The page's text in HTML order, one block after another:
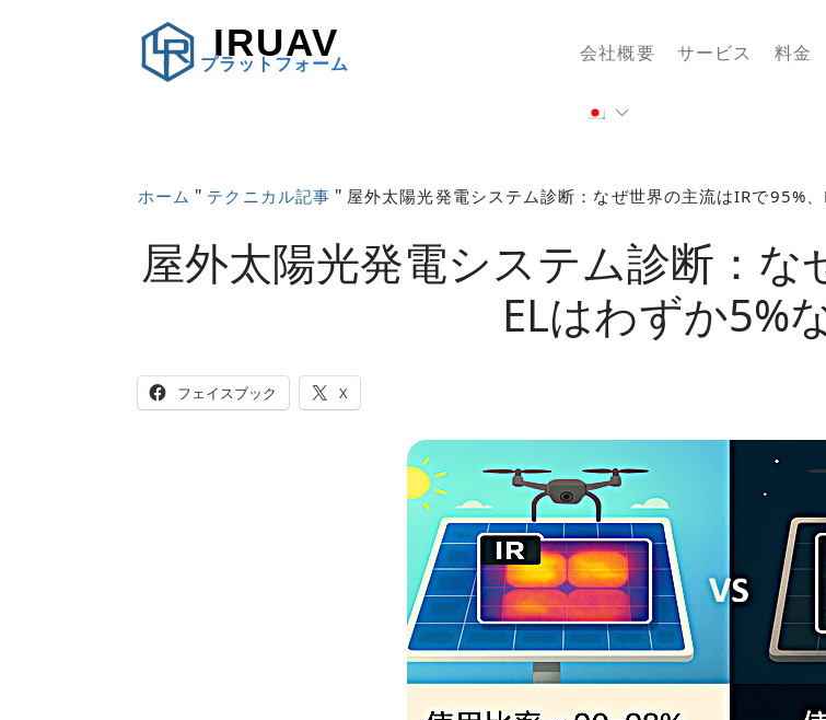
IRUAV
プラットフォーム 会社概要 サービス 料金
ホーム " テクニカル記事 " 屋外太陽光発電システム診断：なぜ世界の主流はIRで95%
屋外太陽光発電システム診断：な
ELはわずか5%
フェイスブック X